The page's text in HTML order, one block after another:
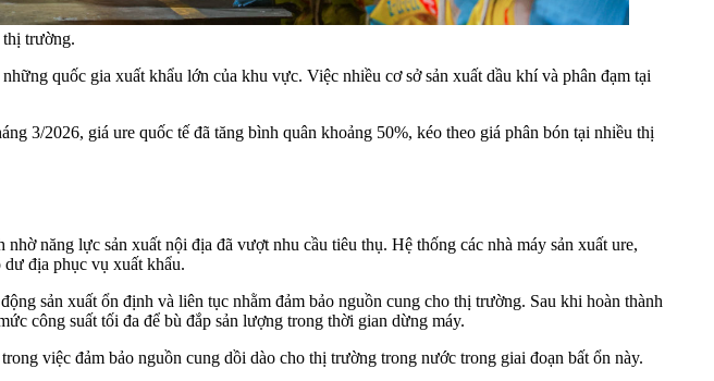
thị trường.
quốc gia xuất khẩu lớn của khu vực. Việc nhiều cơ sở sản xuất dầu khí và phân đạm tại
3/2026, giá ure quốc tế đã tăng bình quân khoảng 50%, kéo theo giá phân bón tại nhiều thị
năng lực sản xuất nội địa đã vượt nhu cầu tiêu thụ. Hệ thống các nhà máy sản xuất ure,
địa phục vụ xuất khẩu.
sản xuất ổn định và liên tục nhằm đảm bảo nguồn cung cho thị trường. Sau khi hoàn thành
công suất tối đa để bù đắp sản lượng trong thời gian dừng máy.
việc đảm bảo nguồn cung dồi dào cho thị trường trong nước trong giai đoạn bất ổn này.